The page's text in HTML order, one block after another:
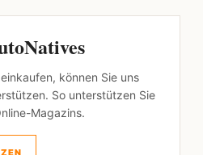
können Sie uns
So unterstützen Sie
Magazins.